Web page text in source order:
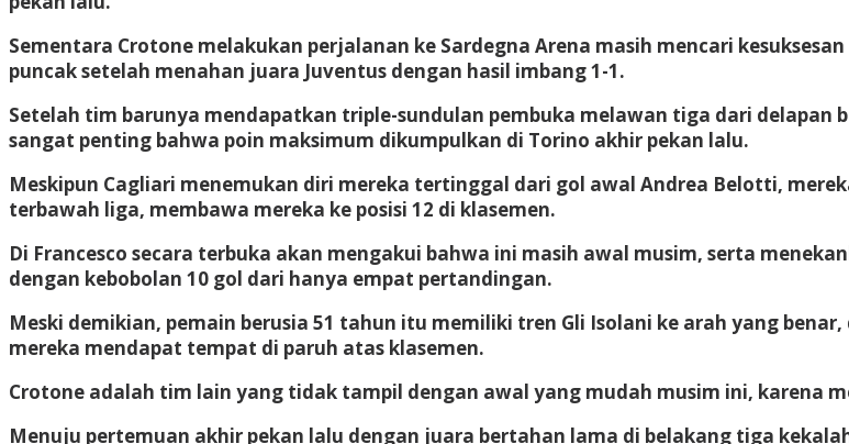
Sementara Crotone melakukan perjalanan ke Sardegna Arena masih mencari
puncak setelah menahan juara Juventus dengan hasil imbang 1-1.
Setelah tim barunya mendapatkan triple-sundulan pembuka melawan tiga dari delapan
sangat penting bahwa poin maksimum dikumpulkan di Torino akhir pekan lalu.
Meskipun Cagliari menemukan diri mereka tertinggal dari gol awal Andrea Belotti,
terbawah liga, membawa mereka ke posisi 12 di klasemen.
Di Francesco secara terbuka akan mengakui bahwa ini masih awal musim, serta
dengan kebobolan 10 gol dari hanya empat pertandingan.
Meski demikian, pemain berusia 51 tahun itu memiliki tren Gli Isolani ke arah yang
mereka mendapat tempat di paruh atas klasemen.
Crotone adalah tim lain yang tidak tampil dengan awal yang mudah musim ini, karena
Menuju pertemuan akhir pekan lalu dengan juara bertahan lama di belakang tiga